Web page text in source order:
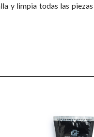
y limpia todas las